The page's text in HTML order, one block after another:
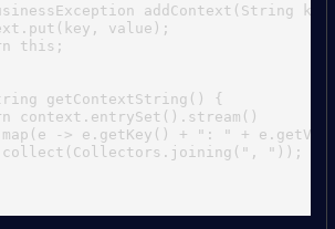
addContext(String
value);
this;
getContextString() {
context.entrySet().stream()
-> e.getKey() + ": " +
"));